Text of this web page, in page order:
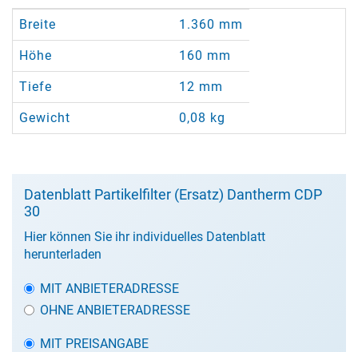
Breite 1.360 mm
Höhe 160 mm
Tiefe 12 mm
Gewicht 0,08 kg
Datenblatt Partikelfilter (Ersatz) Dantherm CDP
30
Hier können Sie ihr individuelles Datenblatt
herunterladen
MIT ANBIETERADRESSE
OHNE ANBIETERADRESSE
MIT PREISANGABE